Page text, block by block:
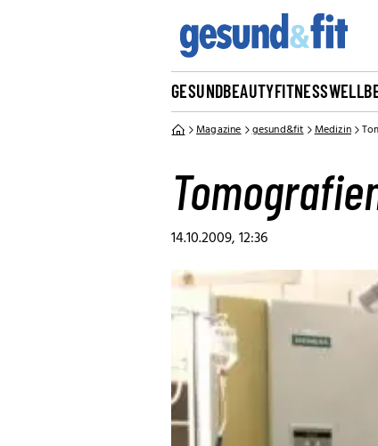
GESUNDBEAUTYFITNESS
Magazine gesund&fit Medizin
14.10.2009, 12:36